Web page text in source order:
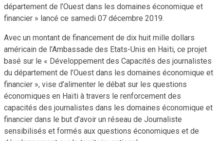
département de l’Ouest dans les domaines économique et
financier » lancé ce samedi 07 décembre 2019.
Avec un montant de financement de dix huit mille dollars
américain de l’Ambassade des Etats-Unis en Haïti, ce projet
basé sur le « Développement des Capacités des journalistes
du département de l’Ouest dans les domaines économique et
financier », vise d’alimenter le débat sur les questions
économiques en Haïti à travers le renforcement des
capacités des journalistes dans les domaines économique et
financier dans le but d’avoir un réseau de Journaliste
sensibilisés et formés aux questions économiques et de